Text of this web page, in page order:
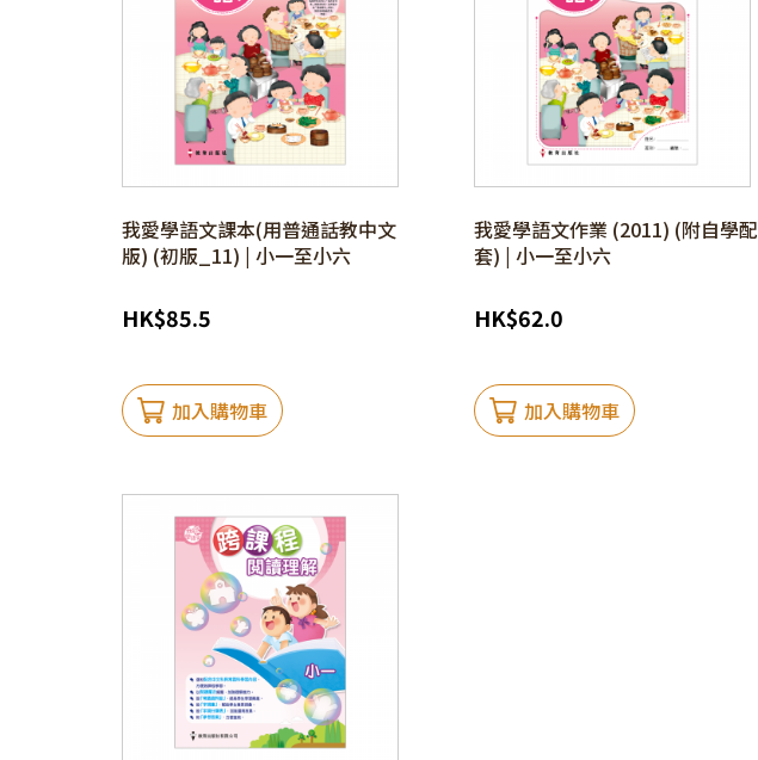
我愛學語文課本(用普通話教中文
版) (初版_11) | 小一至小六
HK$85.5
加入購物車
我愛學語文作業 (2011) (附自學配
套) | 小一至小六
HK$62.0
加入購物車